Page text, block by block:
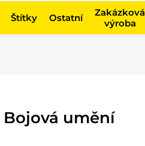
Štítky Ostatní
Zakázková
výroba
Bojová umění